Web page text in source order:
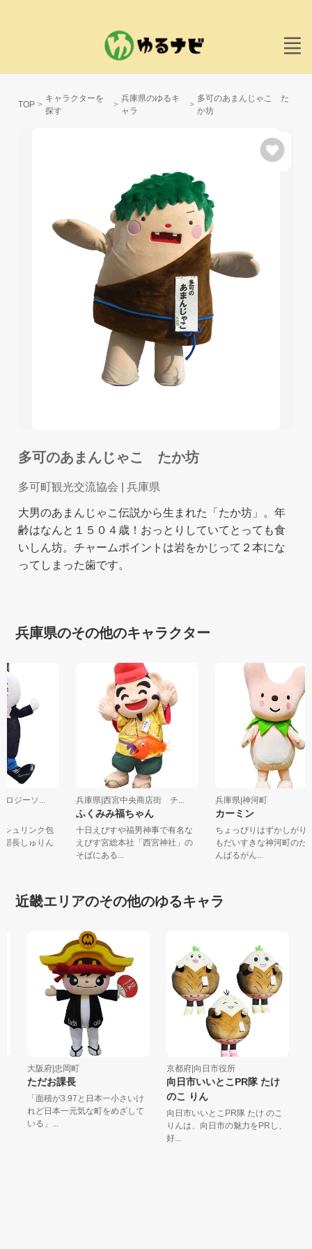
TOP
キャラクターを
探す
兵庫県のゆるキ
ャラ
多可のあまんじゃこ た
か坊
多可のあまんじゃこ たか坊
多可町観光交流協会 | 兵庫県
大男のあまんじゃこ伝説から生まれた「たか坊」。年
齢はなんと１５０４歳！おっとりしていてとっても食
いしん坊。チャームポイントは岩をかじって２本にな
ってしまった歯です。
兵庫県のその他のキャラクター
ロジーソ...
シュリンク包
部長しゅりん
兵庫県|西宮中央商店街 チ...
ふくみみ福ちゃん
十日えびすや福男神事で有名な
えびす宮総本社「西宮神社」の
そばにある...
兵庫県|神河町
カーミン
ちょっぴりはずかしが
もだいすきな神河町の
んばるがん...
近畿エリアのその他のゆるキャラ
大阪府|忠岡町
ただお課長
「面積が3.97と日本一小さいけ
れど日本一元気な町をめざして
いる」...
京都府|向日市役所
向日市いいとこPR隊 たけ
のこ りん
向日市いいとこPR隊 たけ のこ
りんは、向日市の魅力をPRし、
好...